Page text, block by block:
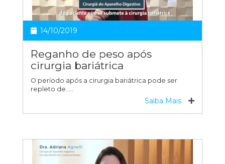
14/10/2019
Reganho de peso após
cirurgia bariátrica
O período após a cirurgia bariátrica pode ser
repleto de…..
Saiba Mais